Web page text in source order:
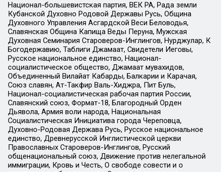
Национал-большевистская партия, ВЕК РА, Рада земли
Кубанской Духовно Родовой Державы Русь, Община
Духовного Управления Асгардской Веси Беловодья,
Славянская Община Капища Веды Перуна, Мужская
Духовная Семинария Староверов-Инглингов, Нурджулар, К
Богодержавию, Таблиги Джамаат, Свидетели Иеговы,
Русское национальное единство, Национал-
социалистическое общество, Джамаат мувахидов,
Объединенный Вилайат Кабарды, Балкарии и Карачая,
Союз славян, Ат-Такфир Валь-Хиджра, Пит Буль,
Национал-социалистическая рабочая партия России,
Славянский союз, Формат-18, Благородный Орден
Дьявола, Армия воли народа, Национальная
Социалистическая Инициатива города Череповца,
Духовно-Родовая Держава Русь, Русское национальное
единство, Древнерусской Инглистической церкви
Православных Староверов-Инглингов, Русский
общенациональный союз, Движение против нелегальной
иммиграции, Кровь и Честь, О свободе совести и о